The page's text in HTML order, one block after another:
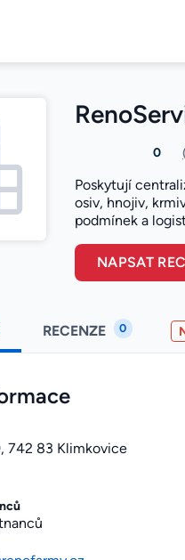
0
Poskytují
osiv, hnojiv,
podmínek a
NAPSAT
RECENZE 0
742 83 Klimkovice